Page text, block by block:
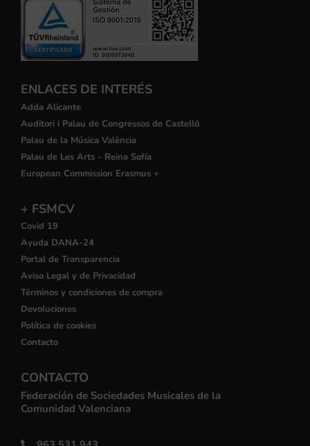
ENLACES DE INTERÉS
Adda Alicante
Auditori i Palau de Congressos de Castelló
Palau de la Música València
Palau de Les Arts - Reina Sofía
European Commission Erasmus +
+ FSMCV
Covid 19
Ayuda DANA-24
Portal de Transparencia
Aviso Legal y de Privacidad
Términos y condiciones de compra
Devoluciones
Política de cookies
Contacto
CONTACTO
Federación de Sociedades Musicales de la
Comunidad Valenciana